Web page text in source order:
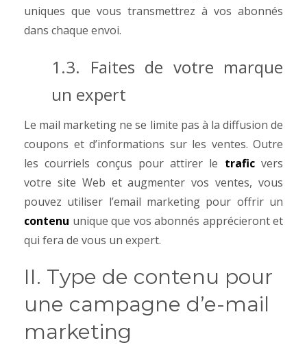
uniques que vous transmettrez à vos abonnés
dans chaque envoi.
1.3. Faites de votre marque
un expert
Le mail marketing ne se limite pas à la diffusion de
coupons et d’informations sur les ventes. Outre
les courriels conçus pour attirer le traficvers
votre site Web et augmenter vos ventes, vous
pouvez utiliser l’email marketing pour offrir un
contenu unique que vos abonnés apprécieront et
qui fera de vous un expert.
II. Type de contenu pour
une campagne d’e-mail
marketing